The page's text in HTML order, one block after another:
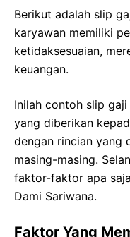
Berikut adalah slip
karyawan memiliki
ketidaksesuaian,
keuangan.
Inilah contoh slip
yang diberikan
dengan rincian yang
masing-masing.
faktor-faktor apa
Dami Sariwana.
Faktor Yang